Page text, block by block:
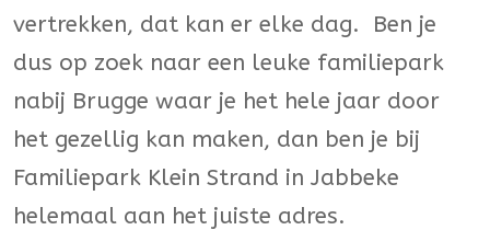
vertrekken, dat kan er elke dag. Ben je
dus op zoek naar een leuke familiepark
nabij Brugge waar je het hele jaar door
het gezellig kan maken, dan ben je bij
Familiepark Klein Strand in Jabbeke
helemaal aan het juiste adres.